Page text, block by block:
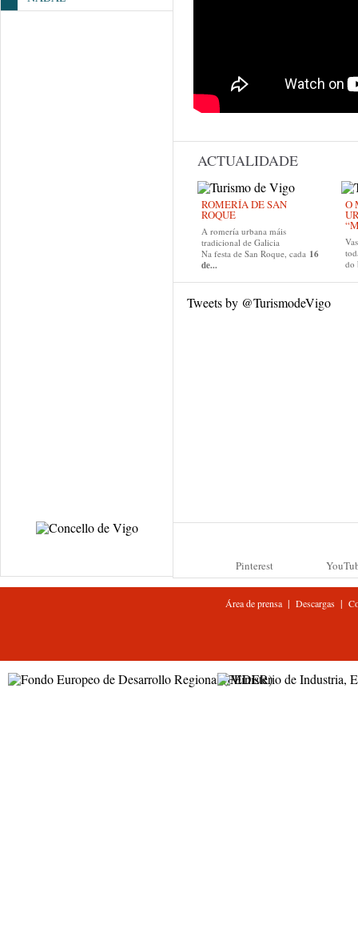
ACTUALIDADE
ROMERÍA DE SAN
ROQUE
A romería urbana máis
tradicional de Galicia
Na festa de San Roque, cada 16
de...
O
do
Tweets by @TurismodeVigo
Pinterest
Área de prensa| Descargas|